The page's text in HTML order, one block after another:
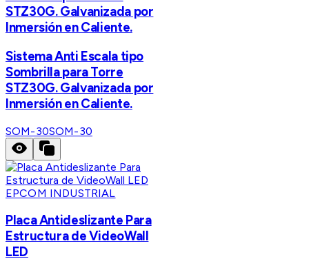
STZ30G. Galvanizada por
Inmersión en Caliente.
Sistema Anti Escala tipo
Sombrilla para Torre
STZ30G. Galvanizada por
Inmersión en Caliente.
SOM-30SOM-30
EPCOM INDUSTRIAL
Placa Antideslizante Para
Estructura de VideoWall
LED